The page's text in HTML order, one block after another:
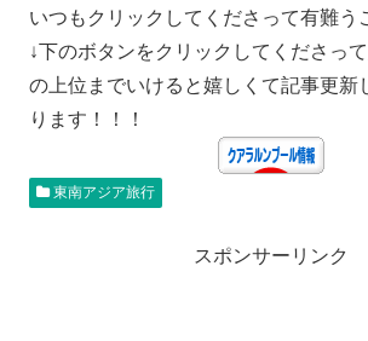
いつもクリックしてくださって有難
↓下のボタンをクリックしてくださっ
の上位までいけると嬉しくて記事更新
ります！！！
東南アジア旅行
スポンサーリンク